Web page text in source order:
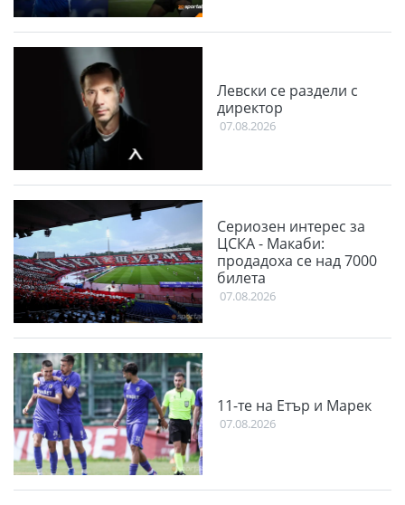
Левски се раздели с
директор
07.08.2026
Сериозен интерес за
ЦСКА - Макаби:
продадоха се над 7000
билета
07.08.2026
11-те на Етър и Марек
07.08.2026